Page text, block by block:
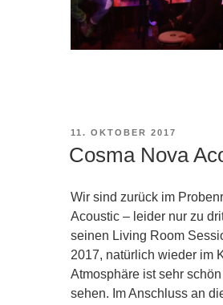
VERÖFFENTLICHT
11. OKTOBER 2017
Cosma Nova
Wir sind zurück im
Acoustic – leider nur zu
seinen Living Room
2017, natürlich wieder im
Atmosphäre ist sehr
sehen. Im Anschluss an